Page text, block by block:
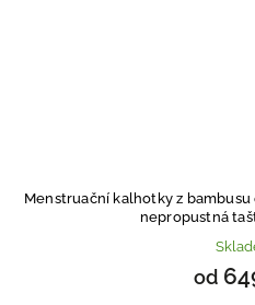
Menstruační kalhotky z
nepropustná
od